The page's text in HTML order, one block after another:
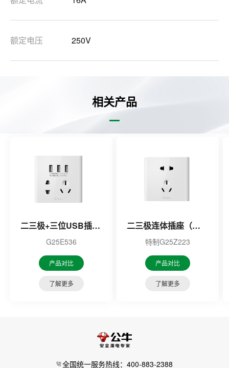
额定电压 250V
相关产品
二三极+三位USB插座（白色）
G25E536
产品对比
了解更多
二三极连体插座（白色）
特制G25Z223
产品对比
了解更多
全国统一服务热线：400-883-2388